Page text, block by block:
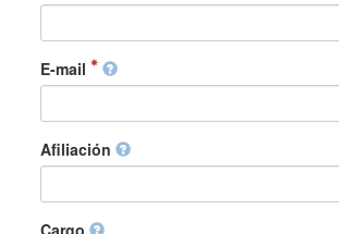
E-mail
Afiliación
Cargo